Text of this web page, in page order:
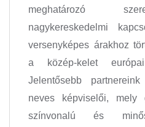
meghatározó
nagykereskedelmi
versenyképes árakhoz
a közép-kelet
Jelentősebb
neves képviselői, mely
színvonalú és